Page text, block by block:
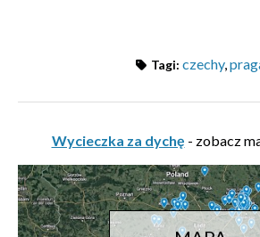
Tagi: czechy,
Wycieczka za dychę - zobacz